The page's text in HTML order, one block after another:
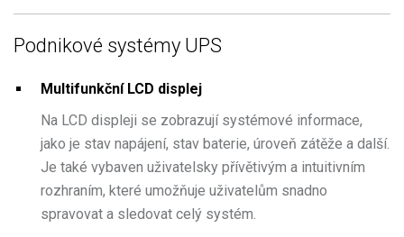
Podnikové systémy UPS
Multifunkční LCD displej
Na LCD displeji se zobrazují systémové informace,
jako je stav napájení, stav baterie, úroveň zátěže a další.
Je také vybaven uživatelsky přívětivým a intuitivním
rozhraním, které umožňuje uživatelům snadno
spravovat a sledovat celý systém.